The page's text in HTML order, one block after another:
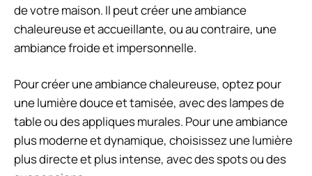
de votre maison. Il peut créer une ambiance
chaleureuse et accueillante, ou au contraire, une
ambiance froide et impersonnelle.
Pour créer une ambiance chaleureuse, optez pour
une lumière douce et tamisée, avec des lampes de
table ou des appliques murales. Pour une ambiance
plus moderne et dynamique, choisissez une lumière
plus directe et plus intense, avec des spots ou des